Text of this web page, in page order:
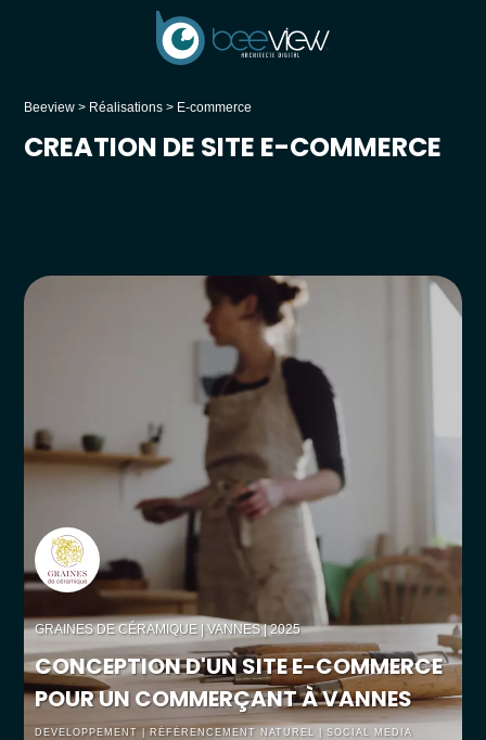
Beeview > Réalisations > E-commerce
CREATION DE SITE E-COMMERCE
GRAINES DE CÉRAMIQUE | VANNES | 2025
CONCEPTION D'UN SITE E-COMMERCE
POUR UN COMMERÇANT À VANNES
DEVELOPPEMENT | RÉFÉRENCEMENT NATUREL | SOCIAL MEDIA